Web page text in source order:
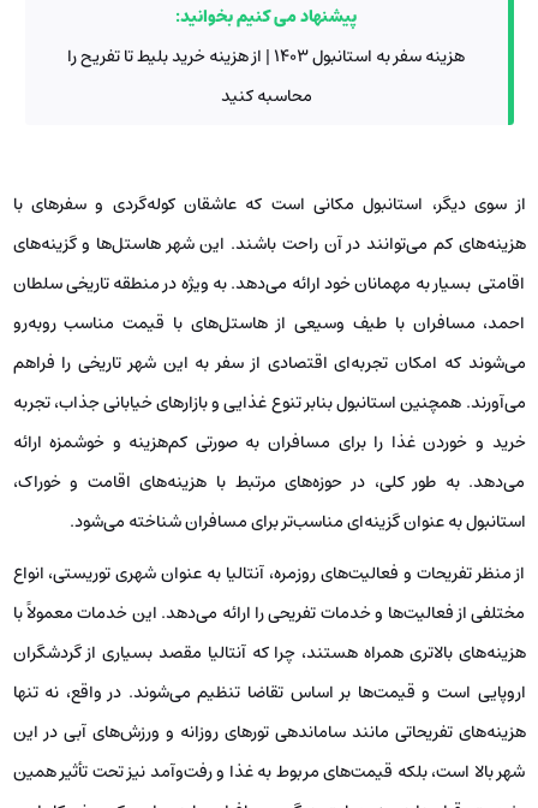
هتل‌های لوکس پایین‌تر است، اما کیفیت خدمات آن‌ها نیز پایین‌تر خواهد بود؛
بنابراین، هرچند آنتالیا گزینه‌هایی برای سفر اقتصادی ارائه می‌دهد، این
گزینه‌ها معمولاً به نسبت محدود و با کیفیت متوسط خواهند بود.
پیشنهاد می کنیم بخوانید:
هزینه سفر به استانبول ۱۴۰۳ | از هزینه خرید بلیط تا تفریح را
محاسبه کنید
هزینه‌های کم می‌توانند در آن راحت باشند. این شهر هاستل‌ها و گزینه‌های
اقامتی بسیار به مهمانان خود ارائه می‌دهد. به ‌ویژه در منطقه تاریخی سلطان
احمد، مسافران با طیف وسیعی از هاستل‌های با قیمت مناسب رو‌به‌رو
می‌شوند که امکان تجربه‌ای اقتصادی از سفر به این شهر تاریخی را فراهم
می‌آورند. همچنین استانبول بنابر تنوع غذایی و بازارهای خیابانی جذاب، تجربه
خرید و خوردن غذا را برای مسافران به صورتی کم‌هزینه و خوشمزه ارائه